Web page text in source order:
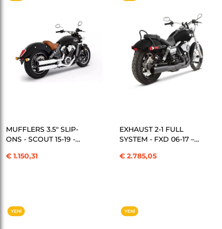
MUFFLERS 3.5" SLIP-
ONS - SCOUT 15-19 -
EGZOZ KOD: 500-0504
€ 1.150,31
EXHAUST 2-1 FULL
SYSTEM - FXD 06-17 –
18002018
€ 2.785,05
YENI
YENI